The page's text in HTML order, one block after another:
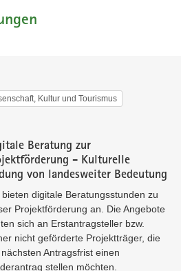
Kultur und Tourismus
Beratung zur
- Kulturelle
von landesweiter Bedeutung
bieten digitale Beratungsstunden zu
Projektförderung an. Die Angebote
sich an Erstantragsteller bzw.
nicht geförderte Projektträger, die
Antragsfrist einen
stellen möchten.